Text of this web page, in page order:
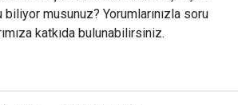
musunuz? Yorumlarınızla soru
katkıda bulunabilirsiniz.